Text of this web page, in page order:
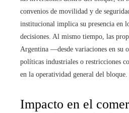
convenios de movilidad y de
institucional implica su presencia en
decisiones. Al mismo tiempo, las
Argentina —desde variaciones en su
políticas industriales o restricciones
en la operatividad general del bloque.
Impacto en el